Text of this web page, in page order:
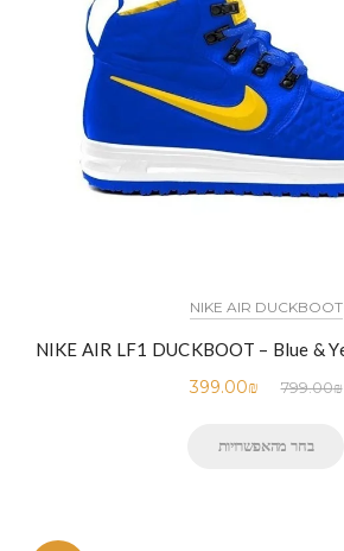
NIKE AIR DUCKBOOT
799.00₪
399.00₪
בחר מהאפשרויות